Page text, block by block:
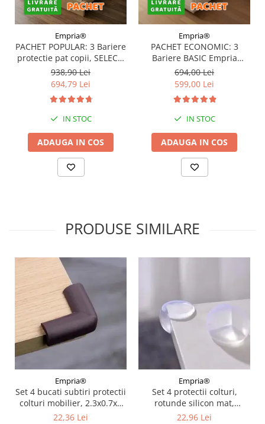
Empria®
PACHET POPULAR: 3 Bariere
protectie pat copii, SELECT,
160x200 cm
938,90 Lei
694,79 Lei
IN STOC
ADAUGA IN COS
Empria®
PACHET ECONOMIC: 3
Bariere BASIC Empria
protectie pat 160X200 cm +
bara stabilizatoare
694,00 Lei
599,00 Lei
IN STOC
ADAUGA IN COS
PRODUSE SIMILARE
Empria®
Set 4 bucati subtiri protectii
colturi mobilier, 2.3x0.7x5
cm, Diverse culori
22,36 Lei
Empria®
Set 4 protectii colturi,
rotunde silicon mat,
3x2.3x2.0 cm
22,96 Lei